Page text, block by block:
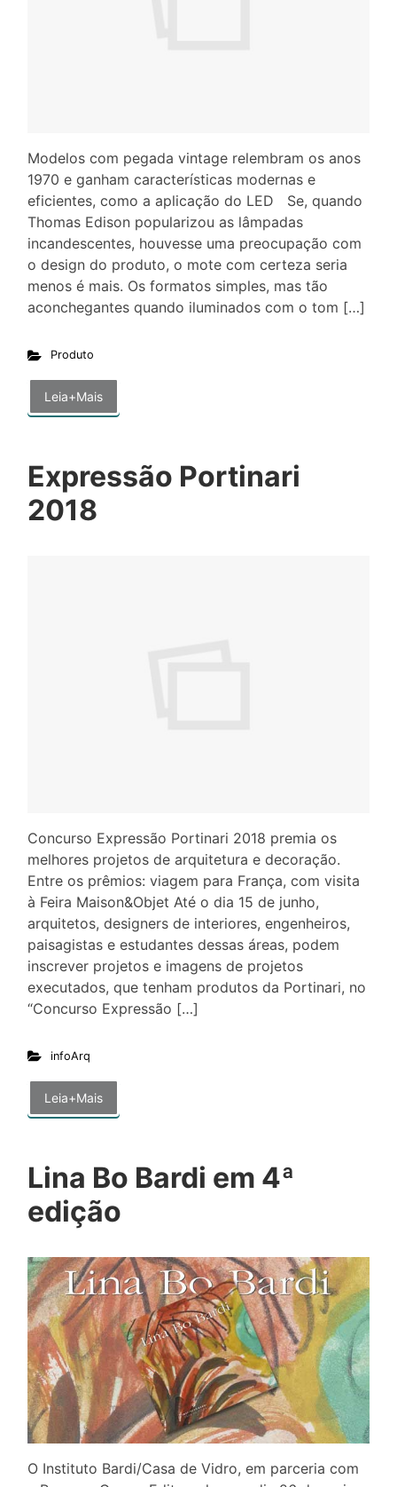
Modelos com pegada vintage relembram os anos
1970 e ganham características modernas e
eficientes, como a aplicação do LED Se, quando
Thomas Edison popularizou as lâmpadas
incandescentes, houvesse uma preocupação com
o design do produto, o mote com certeza seria
menos é mais. Os formatos simples, mas tão
aconchegantes quando iluminados com o tom […]
Produto
Leia+Mais
Expressão Portinari
2018
Concurso Expressão Portinari 2018 premia os
melhores projetos de arquitetura e decoração.
Entre os prêmios: viagem para França, com visita
à Feira Maison&Objet Até o dia 15 de junho,
arquitetos, designers de interiores, engenheiros,
paisagistas e estudantes dessas áreas, podem
inscrever projetos e imagens de projetos
executados, que tenham produtos da Portinari, no
“Concurso Expressão […]
infoArq
Leia+Mais
Lina Bo Bardi em 4ª
edição
O Instituto Bardi/Casa de Vidro, em parceria com